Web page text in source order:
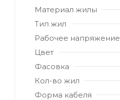
Материал жилы
Тип жил
Рабочее напряжение
Цвет
Фасовка
Кол-во жил
Форма кабеля